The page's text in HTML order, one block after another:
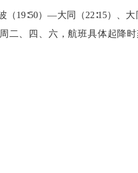
）—大同（22∶15）、大
二、四、六，航班具体起降